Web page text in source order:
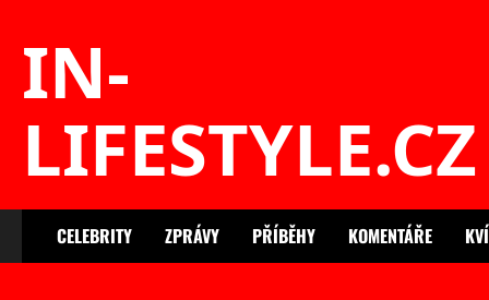
IN-
LIFESTYLE.CZ
CELEBRITY ZPRÁVY PŘÍBĚHY KOMENTÁŘE